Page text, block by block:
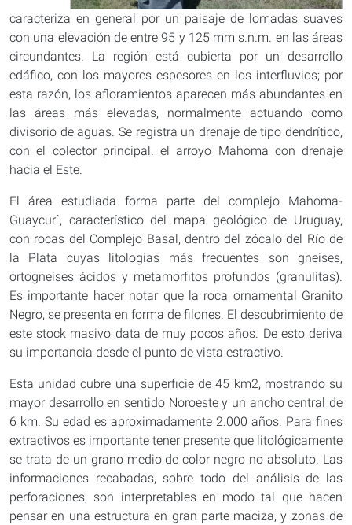
caracteriza en general por un paisaje de lomadas suaves
con una elevación de entre 95 y 125 mm s.n.m. en las áreas
circundantes. La región está cubierta por un desarrollo
edáfico, con los mayores espesores en los interfluvios; por
esta razón, los afloramientos aparecen más abundantes en
las áreas más elevadas, normalmente actuando como
divisorio de aguas. Se registra un drenaje de tipo dendrítico,
con el colector principal. el arroyo Mahoma con drenaje
hacia el Este.
El área estudiada forma parte del complejo Mahoma-
Guaycur´, característico del mapa geológico de Uruguay,
con rocas del Complejo Basal, dentro del zócalo del Río de
la Plata cuyas litologías más frecuentes son gneises,
ortogneises ácidos y metamorfitos profundos (granulitas).
Es importante hacer notar que la roca ornamental Granito
Negro, se presenta en forma de filones. El descubrimiento de
este stock masivo data de muy pocos años. De esto deriva
su importancia desde el punto de vista estractivo.
Esta unidad cubre una superficie de 45 km2, mostrando su
mayor desarrollo en sentido Noroeste y un ancho central de
6 km. Su edad es aproximadamente 2.000 años. Para fines
extractivos es importante tener presente que litológicamente
se trata de un grano medio de color negro no absoluto. Las
informaciones recabadas, sobre todo del análisis de las
perforaciones, son interpretables en modo tal que hacen
pensar en una estructura en gran parte maciza, y zonas de